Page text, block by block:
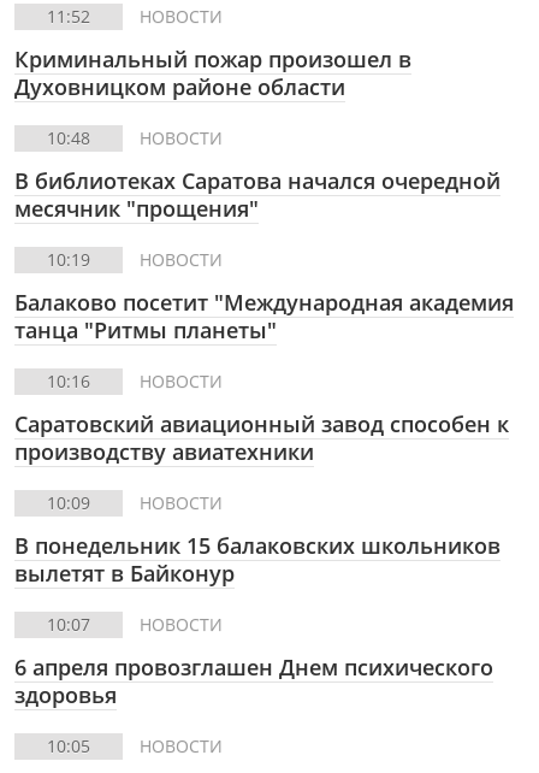
11:52 НОВОСТИ
Криминальный пожар произошел в
Духовницком районе области
10:48 НОВОСТИ
В библиотеках Саратова начался очередной
месячник "прощения"
10:19 НОВОСТИ
Балаково посетит "Международная академия
танца "Ритмы планеты"
10:16 НОВОСТИ
Саратовский авиационный завод способен к
производству авиатехники
10:09 НОВОСТИ
В понедельник 15 балаковских школьников
вылетят в Байконур
10:07 НОВОСТИ
6 апреля провозглашен Днем психического
здоровья
10:05 НОВОСТИ